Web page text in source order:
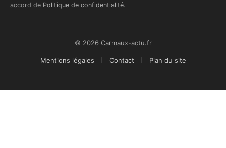
accord de Politique de confidentialité.
© 2026 Carmaux-actu.fr
Mentions légales Contact Plan du site